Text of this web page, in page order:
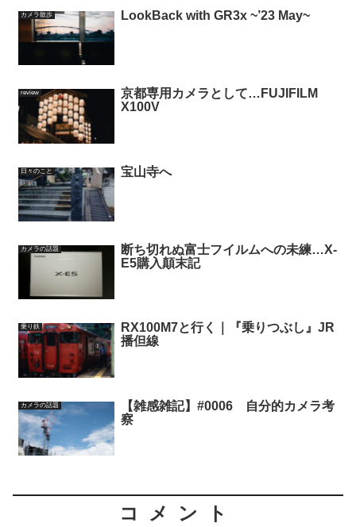
カメラ散歩 LookBack with GR3x ~’23 May~
review
京都専用カメラとして…FUJIFILM
X100V
日々のこと 宝山寺へ
カメラの話題
断ち切れぬ富士フイルムへの未練…X-
E5購入顛末記
乗り鉄
RX100M7と行く｜『乗りつぶし』JR
播但線
カメラの話題
【雑感雑記】#0006 自分的カメラ考
察
コメント